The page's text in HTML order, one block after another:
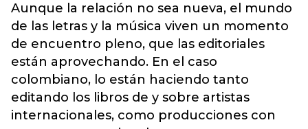
Aunque la relación no sea nueva, el mundo
de las letras y la música viven un momento
de encuentro pleno, que las editoriales
están aprovechando. En el caso
colombiano, lo están haciendo tanto
editando los libros de y sobre artistas
internacionales, como producciones con